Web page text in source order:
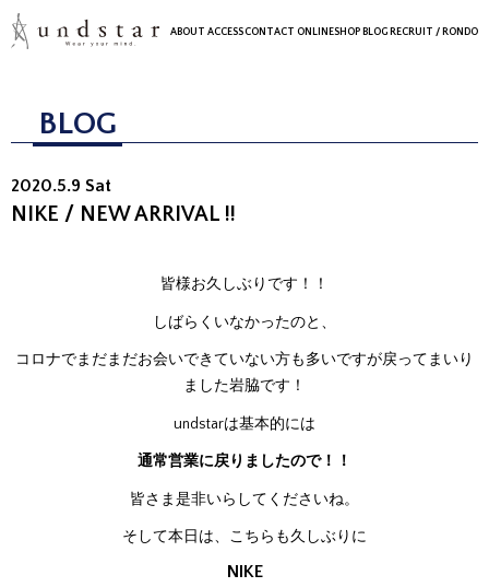
ABOUT ACCESSCONTACT ONLINESHOP BLOG RECRUIT / RONDO
BLOG
2020.5.9 Sat
NIKE / NEW ARRIVAL !!
皆様お久しぶりです！！
しばらくいなかったのと、
コロナでまだまだお会いできていない方も多いですが戻ってまいり
ました岩脇です！
undstarは基本的には
通常営業に戻りましたので！！
皆さま是非いらしてくださいね。
そして本日は、こちらも久しぶりに
NIKE